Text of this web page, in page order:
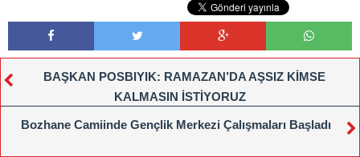
BAŞKAN POSBIYIK: RAMAZAN’DA AŞSIZ KİMSE
KALMASIN İSTİYORUZ
Bozhane Camiinde Gençlik Merkezi Çalışmaları Başladı